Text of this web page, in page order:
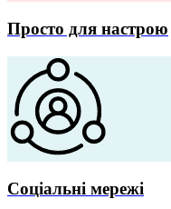
Просто для настрою
Соціальні мережі